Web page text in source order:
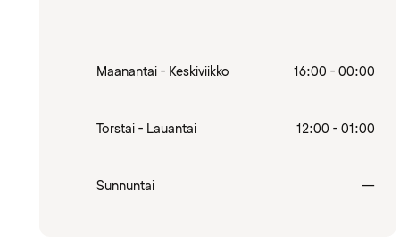
Maanantai - Keskiviikko 16:00 - 00:00
Torstai - Lauantai 12:00 - 01:00
Sunnuntai —